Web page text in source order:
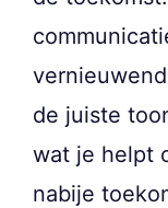
de juiste
wat je helpt
nabije